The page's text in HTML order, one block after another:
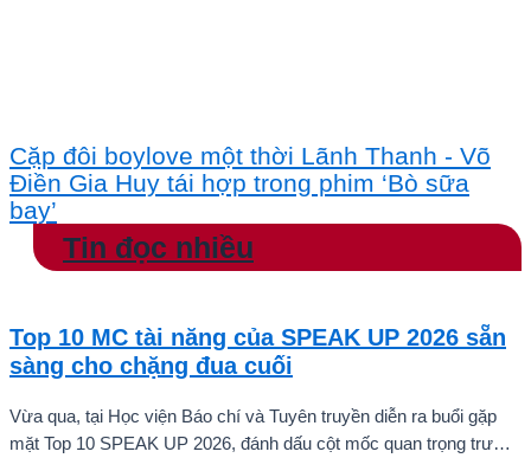
Cặp đôi boylove một thời Lãnh Thanh - Võ
Điền Gia Huy tái hợp trong phim ‘Bò sữa
bay’
Tin đọc nhiều
Top 10 MC tài năng của SPEAK UP 2026 sẵn
sàng cho chặng đua cuối
Vừa qua, tại Học viện Báo chí và Tuyên truyền diễn ra buổi gặp
mặt Top 10 SPEAK UP 2026, đánh dấu cột mốc quan trọng trước